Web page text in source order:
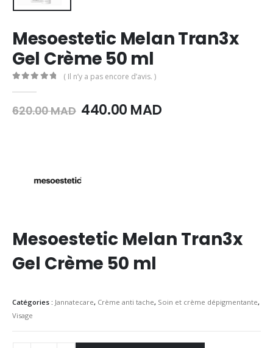
Mesoestetic Melan Tran3x
Gel Crème 50 ml
( Il n’y a pas encore d’avis. )
620.00MAD Le
MAD.
440.00 MADLe
Mesoestetic Melan Tran3x
Gel Crème 50 ml
Catégories : Jannatecare, Crème anti tache, Soin et crème dépigmentante,
Visage